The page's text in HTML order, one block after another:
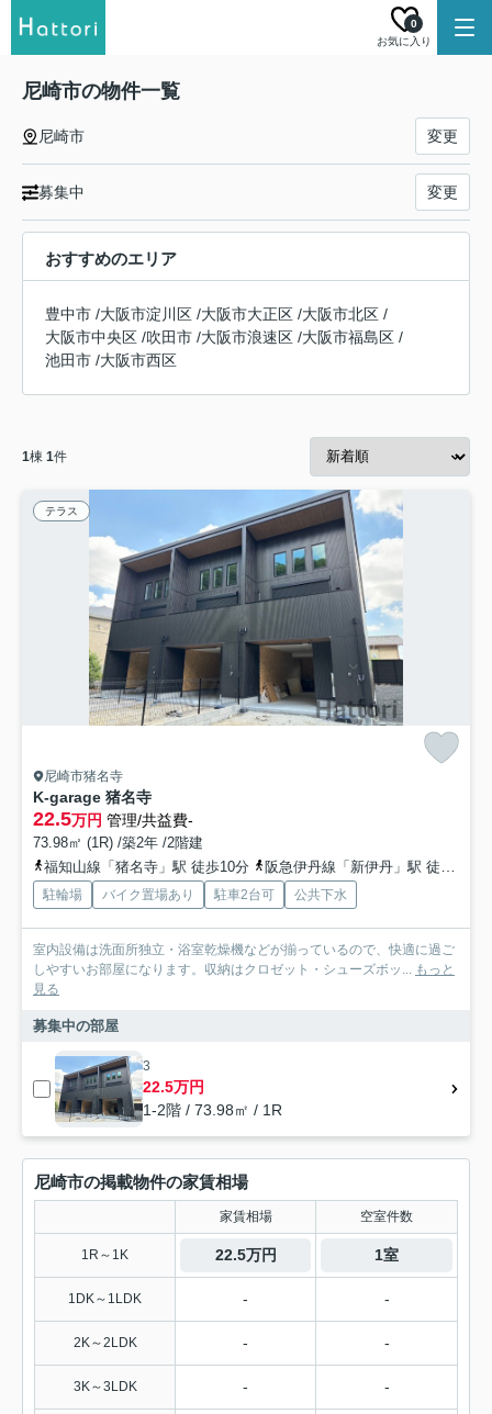
お気に入り
0
尼崎市の物件一覧
尼崎市 変更
募集中 変更
おすすめのエリア
豊中市 /大阪市淀川区 /大阪市大正区 /大阪市北区 /
大阪市中央区 /吹田市 /大阪市浪速区 /大阪市福島区 /
池田市 /大阪市西区
1棟 1件
テラス
尼崎市猪名寺
K-garage 猪名寺
22.5万円 管理/共益費-
73.98㎡ (1R) /築2年 /2階建
福知山線「猪名寺」駅 徒歩10分
阪急伊丹線「新伊丹」駅 徒歩18分
駐輪場 バイク置場あり 駐車2台可 公共下水
室内設備は洗面所独立・浴室乾燥機などが揃っているので、快適に過ご
しやすいお部屋になります。収納はクロゼット・シューズボッ... もっと
見る
募集中の部屋
3
22.5万円
1-2階 / 73.98㎡ / 1R
尼崎市の掲載物件の家賃相場
家賃相場 空室件数
1R～1K 22.5万円 1室
1DK～1LDK - -
2K～2LDK - -
3K～3LDK - -